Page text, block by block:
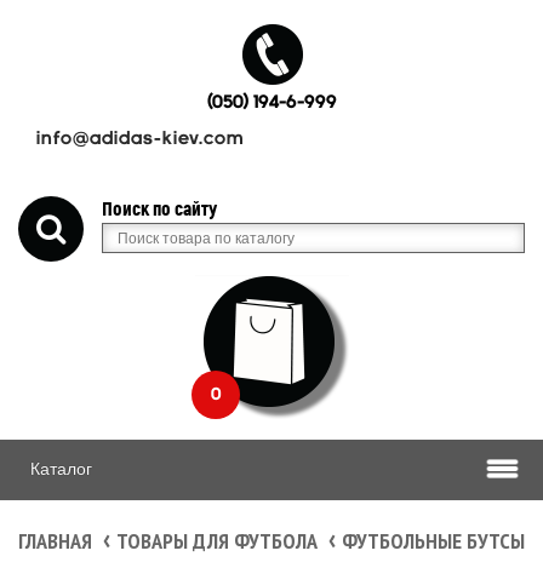
(050) 194-6-999
info@adidas-kiev.com
Поиск по сайту
0
Каталог
ГЛАВНАЯ ТОВАРЫ ДЛЯ ФУТБОЛА ФУТБОЛЬНЫЕ БУТСЫ